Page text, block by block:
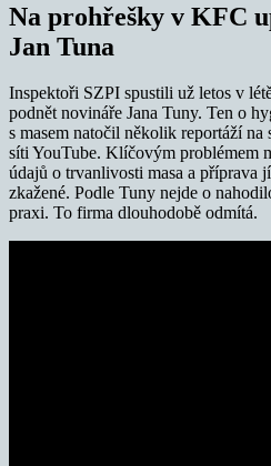
Na prohřešky v KFC
Jan Tuna
Inspektoři SZPI spustili už letos v
podnět novináře Jana Tuny. Ten o
s masem natočil několik reportáží na
síti YouTube. Klíčovým problémem
údajů o trvanlivosti masa a příprava
zkažené. Podle Tuny nejde o
praxi. To firma dlouhodobě odmítá.